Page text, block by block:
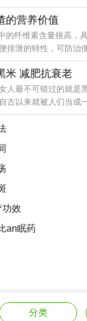
的营养价值
的纤维素含量很高，
排泄的特性，可防治
米 减肥抗衰老
人最不可错过的就是
古以来就被人们当成
功效
an眠药
分类